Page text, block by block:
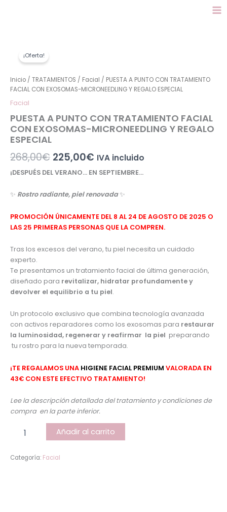
¡Oferta!
Inicio / TRATAMIENTOS / Facial / PUESTA A PUNTO CON TRATAMIENTO
FACIAL CON EXOSOMAS-MICRONEEDLING Y REGALO ESPECIAL
Facial
PUESTA A PUNTO CON TRATAMIENTO FACIAL
CON EXOSOMAS-MICRONEEDLING Y REGALO
ESPECIAL
268,00€
original
era:
225,00€
actual
es:
IVA incluido
¡DESPUÉS DEL VERANO… EN SEPTIEMBRE…
✨ Rostro radiante, piel renovada✨
PROMOCIÓN ÚNICAMENTE DEL 8 AL 24 DE AGOSTO DE 2025 O
LAS 25 PRIMERAS PERSONAS QUE LA COMPREN.
Tras los excesos del verano, tu piel necesita un cuidado
experto.
Te presentamos un tratamiento facial de última generación,
diseñado para revitalizar, hidratar profundamente y
devolver el equilibrio a tu piel.
Un protocolo exclusivo que combina tecnología avanzada
con activos reparadores como los exosomas para restaurar
la luminosidad, regenerar y reafirmar la piel preparando
tu rostro para la nueva temporada.
¡TE REGALAMOS UNA HIGIENE FACIAL PREMIUM VALORADA EN
43€ CON ESTE EFECTIVO TRATAMIENTO!
Lee la descripción detallada del tratamiento y condiciones de
compra en la parte inferior.
PUNTO
CON
TRATAMIENTO
CON
EXOSOMAS-
MICRONEEDLING
Y
ESPECIAL
cantidad
Añadir al carrito
Categoría: Facial